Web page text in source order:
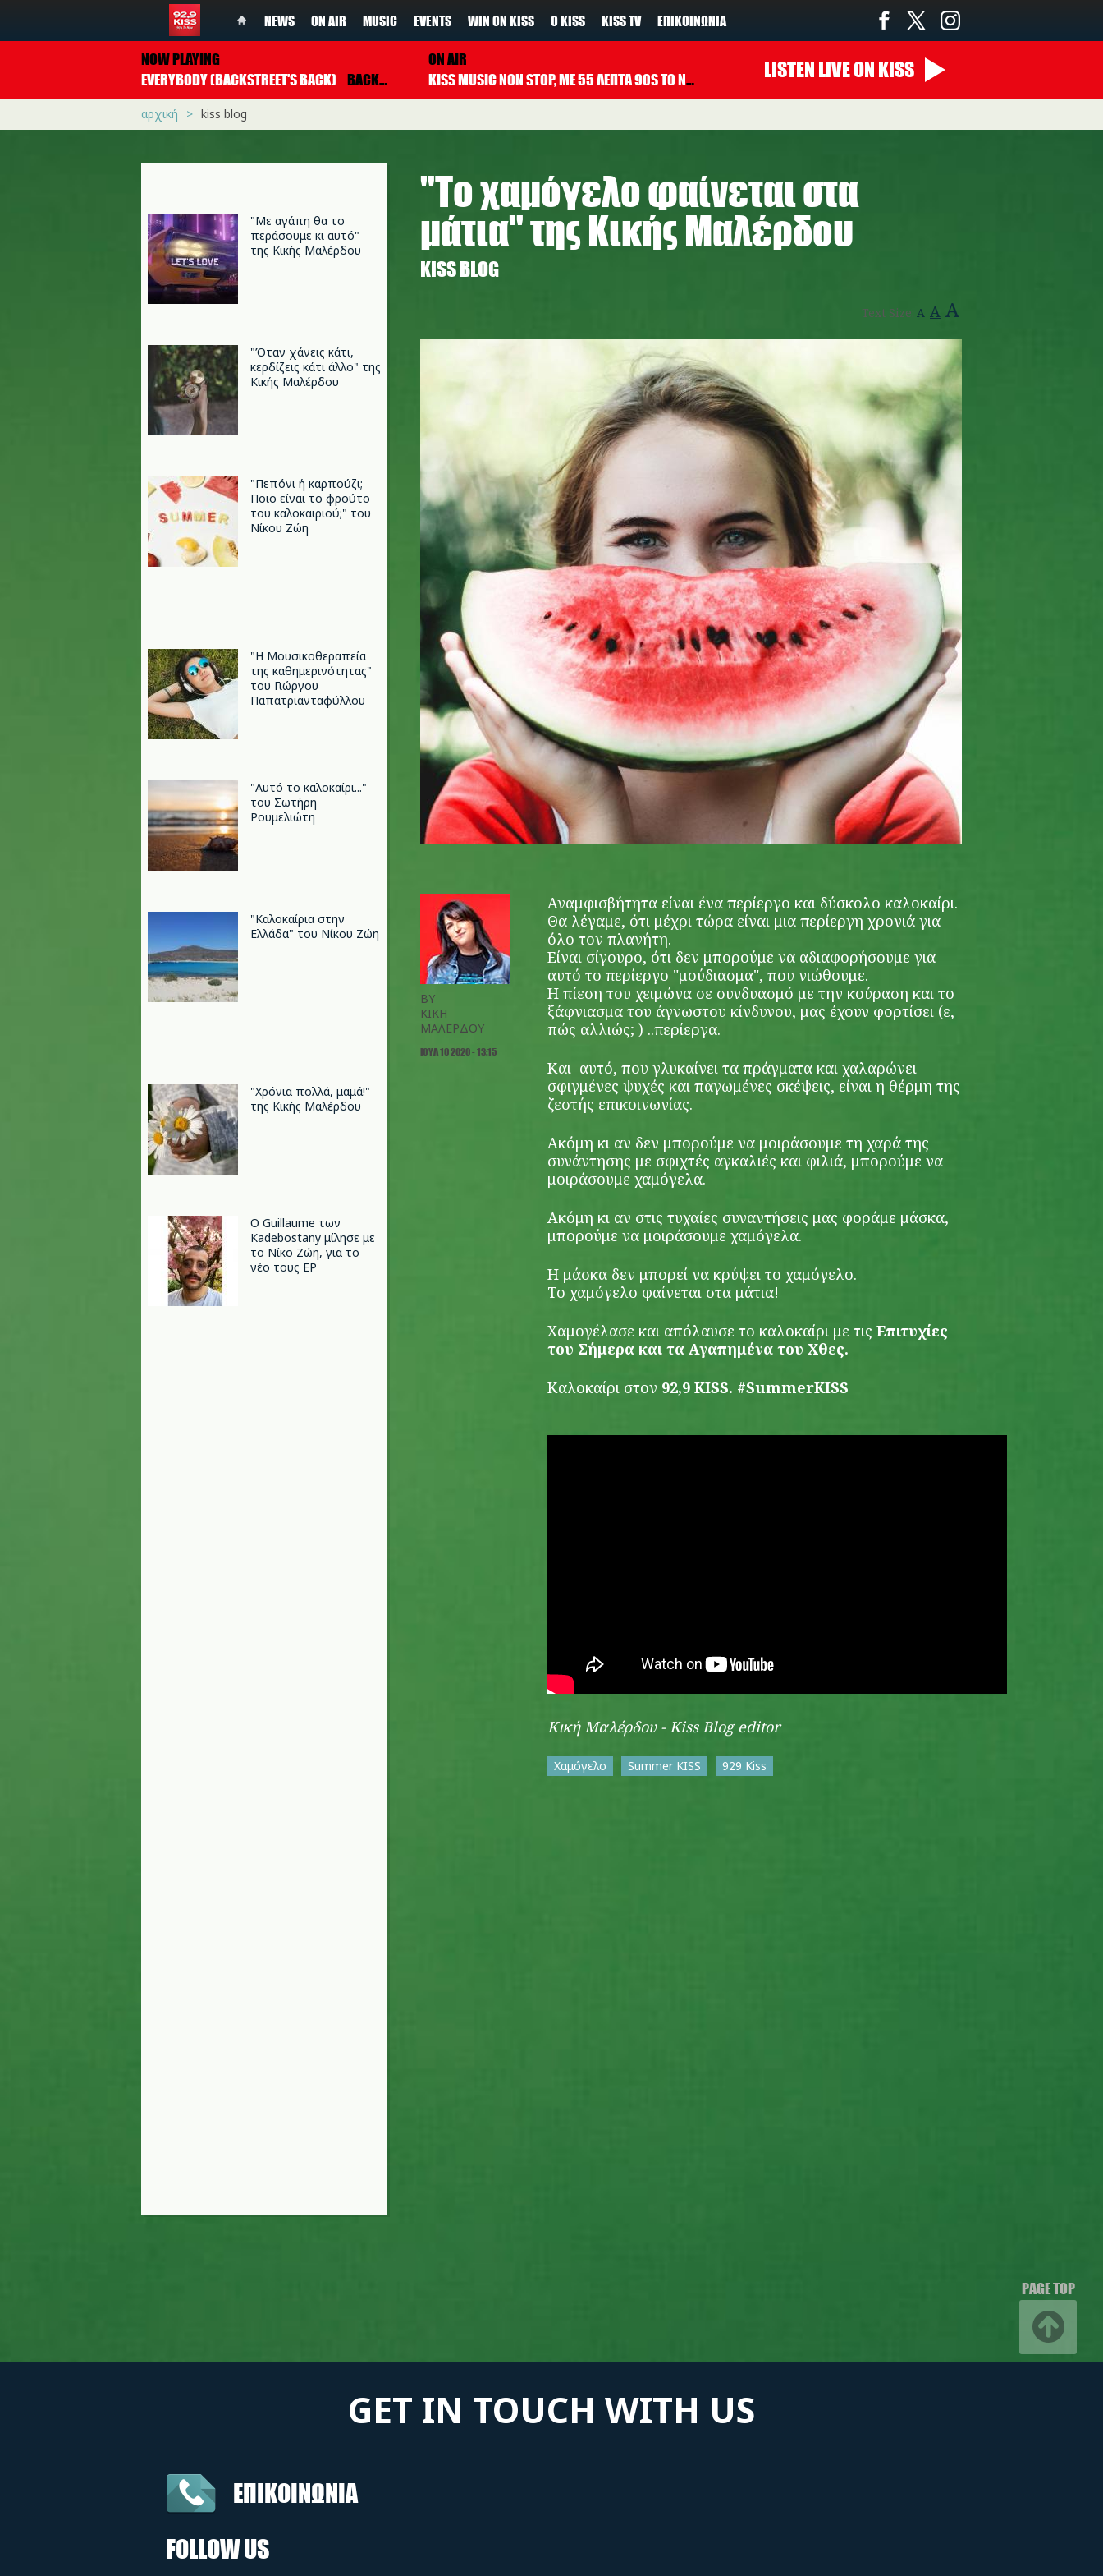
NEWS ON AIR MUSIC EVENTS WIN ON KISS Ο KISS KISS TV ΕΠΙΚΟΙΝΩΝΊΑ
NOW PLAYING
EVERYBODY (BACKSTREET'S BACK)
BACKSTREET BOYS
ON AIR
KISS MUSIC NON STOP, ΜΕ 55 ΛΕΠΤΑ 90S TO NOW ΚΑΘΕ ΩΡΑ
00:00 - 07:00
LISTEN LIVEON KISS
αρχική kiss blog
"Με αγάπη θα το
περάσουμε κι αυτό"
της Κικής Μαλέρδου
"Όταν χάνεις κάτι,
κερδίζεις κάτι άλλο" της
Κικής Μαλέρδου
"Πεπόνι ή καρπούζι;
Ποιo είναι το φρούτο
του καλοκαιριού;" του
Νίκου Ζώη
"Η Μουσικοθεραπεία
της καθημερινότητας"
του Γιώργου
Παπατριανταφύλλου
"Αυτό το καλοκαίρι..."
του Σωτήρη
Ρουμελιώτη
"Καλοκαίρια στην
Ελλάδα" του Νίκου Ζώη
"Xρόνια πολλά, μαμά!"
της Κικής Μαλέρδου
Ο Guillaume των
Kadebostany μίλησε με
το Νίκο Ζώη, για το
νέο τους EP
"Το χαμόγελο φαίνεται στα
μάτια" της Κικής Μαλέρδου
KISS BLOG
Text Size: A A A
watermelon_smile.jpg
BY
ΚΙΚΗ
ΜΑΛΕΡΔΟΥ
ΙΟΥΛ 10 2020 - 13:15
Αναμφισβήτητα είναι ένα περίεργο και δύσκολο καλοκαίρι.
Θα λέγαμε, ότι μέχρι τώρα είναι μια περίεργη χρονιά για
όλο τον πλανήτη.
Eίναι σίγουρο, ότι δεν μπορούμε να αδιαφορήσουμε για
αυτό το περίεργο "μούδιασμα", που νιώθουμε.
Η πίεση του χειμώνα σε συνδυασμό με την κούραση και το
ξάφνιασμα του άγνωστου κίνδυνου, μας έχουν φορτίσει (ε,
πώς αλλιώς; ) ..περίεργα.
Και αυτό, που γλυκαίνει τα πράγματα και χαλαρώνει
σφιγμένες ψυχές και παγωμένες σκέψεις, είναι η θέρμη της
ζεστής επικοινωνίας.
Ακόμη κι αν δεν μπορούμε να μοιράσουμε τη χαρά της
συνάντησης με σφιχτές αγκαλιές και φιλιά, μπορούμε να
μοιράσουμε χαμόγελα.
Ακόμη κι αν στις τυχαίες συναντήσεις μας φοράμε μάσκα,
μπορούμε να μοιράσουμε χαμόγελα.
Η μάσκα δεν μπορεί να κρύψει το χαμόγελο.
Το χαμόγελο φαίνεται στα μάτια!
Χαμογέλασε και απόλαυσε το καλοκαίρι με τις Επιτυχίες
του Σήμερα και τα Αγαπημένα του Χθες.
Καλοκαίρι στον 92,9 KISS. #SummerKISS
Κική Μαλέρδου - Kiss Blog editor
Χαμόγελο Summer KISS 929 Kiss
PAGE TOP
GET IN TOUCH WITH US
ΕΠΙΚΟΙΝΩΝΙΑ
FOLLOW US